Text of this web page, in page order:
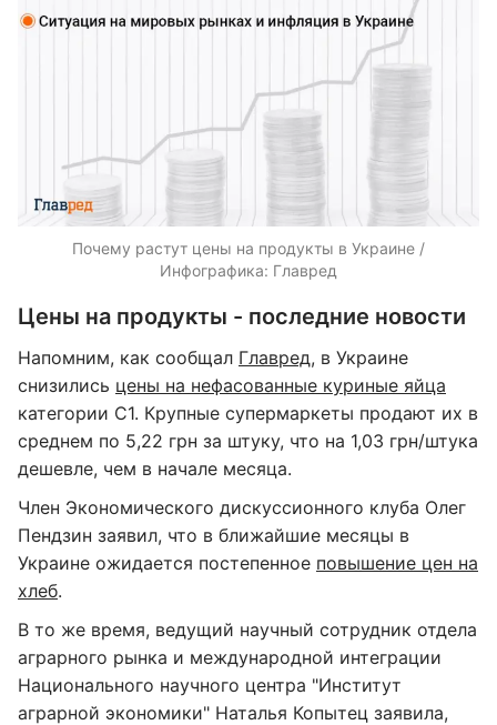
Почему растут цены на продукты в Украине /
Инфографика: Главред
Цены на продукты - последние новости
Напомним, как сообщал Главред, в Украине
снизились цены на нефасованные куриные яйца
категории С1. Крупные супермаркеты продают их в
среднем по 5,22 грн за штуку, что на 1,03 грн/штука
дешевле, чем в начале месяца.
Член Экономического дискуссионного клуба Олег
Пендзин заявил, что в ближайшие месяцы в
Украине ожидается постепенное повышение цен на
хлеб.
В то же время, ведущий научный сотрудник отдела
аграрного рынка и международной интеграции
Национального научного центра "Институт
аграрной экономики" Наталья Копытец заявила,